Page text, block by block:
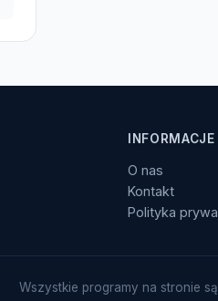
INFORMACJE
O nas
Kontakt
Polityka
Wszystkie programy na stronie